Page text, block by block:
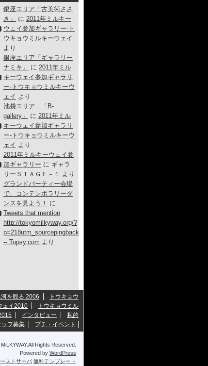
銀座エリア「古美術ささ
き」
に 2011年ミルキー
ウェイ参加ギャラリー-ト
ウキョウミルキーウェイ
より
銀座エリア「ギャラリー
ナミキ」
に 2011年ミル
キーウェイ参加ギャラリ
ー-トウキョウミルキーウ
ェイ より
池袋エリア 「B-
gallery」
に 2011年ミル
キーウェイ参加ギャラリ
ー-トウキョウミルキーウ
ェイ より
2011年ミルキーウェイ参
加ギャラリー に ギャラ
リーＳＴＡＧＥ－１
より
グランドパーティー会場
で、コンテンポラリーダ
ンスを見よう！
に
Tweets that mention
http://tokyomilkyway.org/?
p=218utm_sourcepingback
-- Topsy.com より
を観る 2006
トウキョウ
ェイ2010
トウキョウミル
インタビュー
私的
ッフ募集 プチ・イベント
Rights Reserved.
Powered by WordPress
ストサーバ 無料テンプレート